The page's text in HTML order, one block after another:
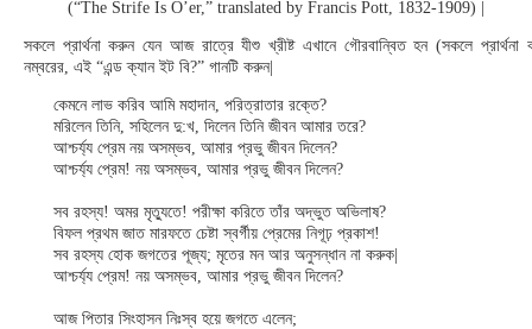
(“The Strife Is O’er,” translated by Francis Pott, 1832-1909) |
সকলে প্রার্থনা করুন যেন আজ রাত্রে যীশু খ্রীষ্ট এখানে গৌরবান্বিত হন (সকলে
নম্বরের, এই “এন্ড ক্যান ইট বি?” গানটি করুন|
কেমনে লাভ করিব আমি মহাদান, পরিত্রাতার রক্তে?
মরিলেন তিনি, সহিলেন দু:খ, দিলেন তিনি জীবন আমার তরে?
আশ্চর্য্য প্রেম নয় অসম্ভব, আমার প্রভু জীবন দিলেন?
আশ্চর্য্য প্রেম! নয় অসম্ভব, আমার প্রভু জীবন দিলেন?
সব রহস্য! অমর মৃত্যুতে! পরীক্ষা করিতে তাঁর অদ্ভুত অভিলাষ?
বিফল প্রথম জাত মারফতে চেষ্টা স্বর্গীয় প্রেমের নিগূঢ় প্রকাশ!
সব রহস্য হোক জগতের পূজ্য; মৃতের মন আর অনুসন্ধান না করুক|
আশ্চর্য্য প্রেম! নয় অসম্ভব, আমার প্রভু জীবন দিলেন?
আজ পিতার সিংহাসন নিঃস্ব হয়ে জগতে এলেন;